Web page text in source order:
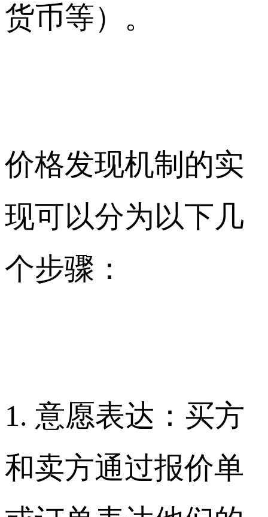
货币等）。
价格发现机制的实
现可以分为以下几
个步骤：
1. 意愿表达：买方
和卖方通过报价单